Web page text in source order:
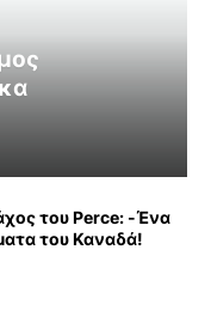
του Perce: -Ένα
του Καναδά!